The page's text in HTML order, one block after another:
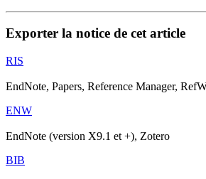
Exporter la notice de cet article
RIS
EndNote, Papers, Reference Manager,
ENW
EndNote (version X9.1 et +), Zotero
BIB